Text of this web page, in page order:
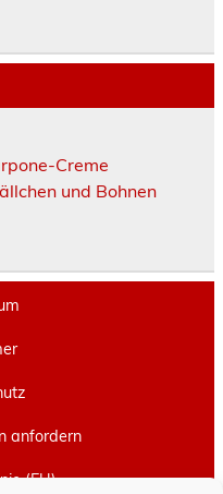
Creme
und Bohnen
anfordern
(EU)